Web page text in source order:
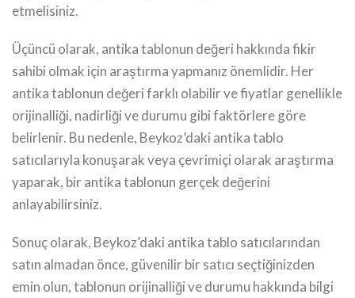
etmelisiniz.
Üçüncü olarak, antika tablonun değeri hakkında fikir
sahibi olmak için araştırma yapmanız önemlidir. Her
antika tablonun değeri farklı olabilir ve fiyatlar genellikle
orijinalliği, nadirliği ve durumu gibi faktörlere göre
belirlenir. Bu nedenle, Beykoz’daki antika tablo
satıcılarıyla konuşarak veya çevrimiçi olarak araştırma
yaparak, bir antika tablonun gerçek değerini
anlayabilirsiniz.
Sonuç olarak, Beykoz’daki antika tablo satıcılarından
satın almadan önce, güvenilir bir satıcı seçtiğinizden
emin olun, tablonun orijinalliği ve durumu hakkında bilgi